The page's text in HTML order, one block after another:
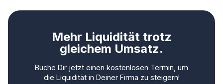
Mehr Liquidität trotz
gleichem Umsatz.
Buche Dir jetzt einen kostenlosen Termin, um
die Liquidität in Deiner Firma zu steigern!